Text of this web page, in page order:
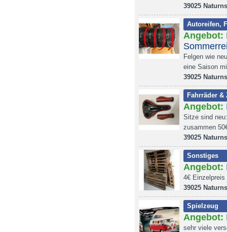
39025 Naturns
Autoreifen,
Angebot:
Felgen wie
eine Saison
39025 Naturns
Fahrräder &
Angebot:
Sitze sind
zusammen
39025 Naturns
Sonstiges
Angebot:
4€ Einzelpreis
39025 Naturns
Spielzeug
Angebot:
sehr viele